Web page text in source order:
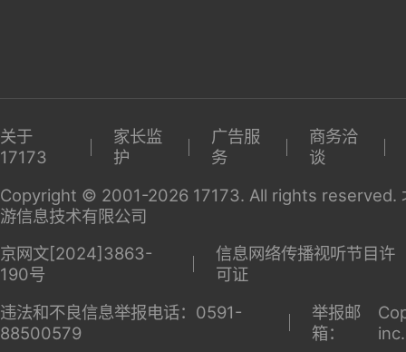
关于
17173
家长监
护
广告服
务
商务洽
谈
Copyright © 2001-2026 17173. All rights reserved.
游信息技术有限公司
京网文[2024]3863-
190号
信息网络传播视听节目许
可证
违法和不良信息举报电话：0591-
88500579
举报邮
箱：